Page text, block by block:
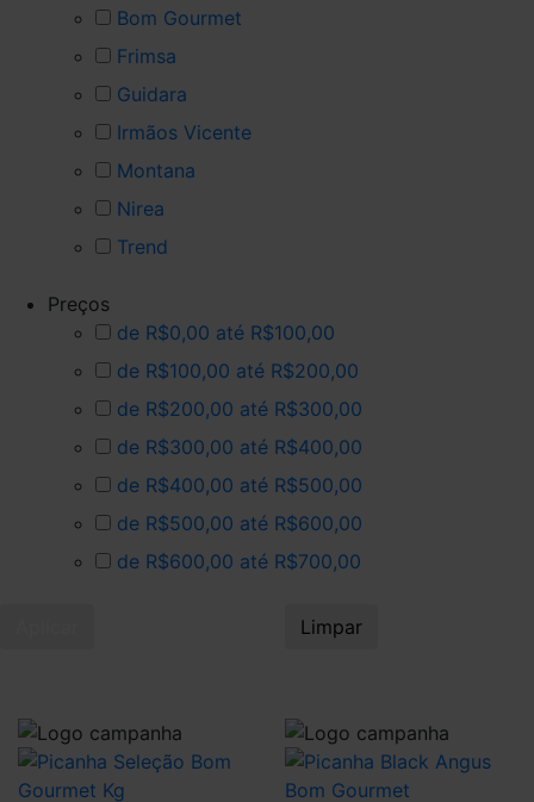
Bom Gourmet
Frimsa
Guidara
Irmãos Vicente
Montana
Nirea
Trend
Preços
de R$0,00 até R$100,00
de R$100,00 até R$200,00
de R$200,00 até R$300,00
de R$300,00 até R$400,00
de R$400,00 até R$500,00
de R$500,00 até R$600,00
de R$600,00 até R$700,00
Limpar